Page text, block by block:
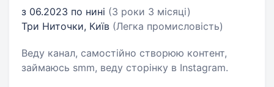
з 06.2023 по нині (3 роки 3 місяці)
Три Ниточки, Київ (Легка промисловість)
Веду канал, самостійно створюю контент,
займаюсь smm, веду сторінку в Instagram.